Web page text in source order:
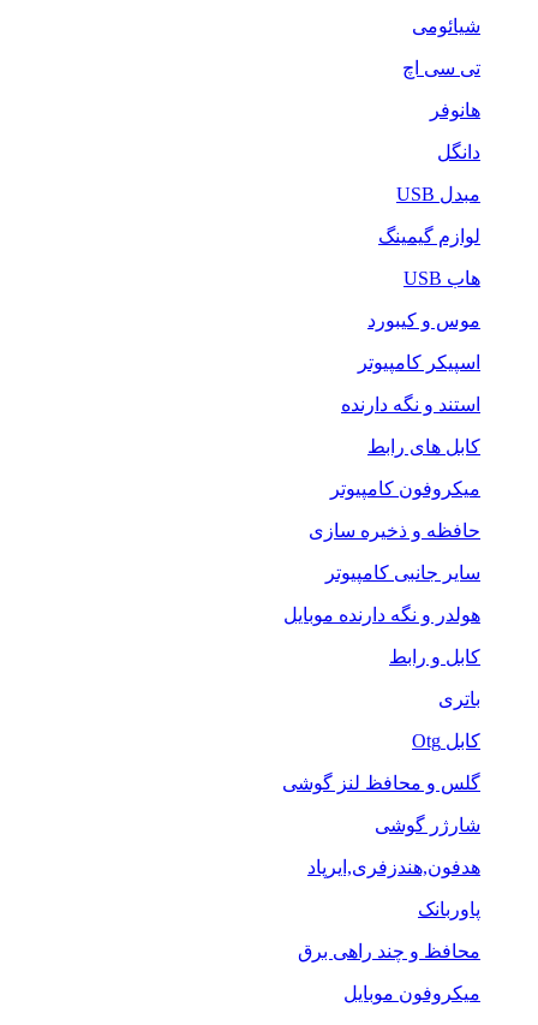
شیائومی
تی سی اچ
هانوفر
دانگل
مبدل USB
لوازم گیمینگ
هاب USB
موس و کیبورد
اسپیکر کامپیوتر
استند و نگه دارنده
کابل های رابط
میکروفون کامپیوتر
حافظه و ذخیره سازی
سایر جانبی کامپیوتر
هولدر و نگه دارنده موبایل
کابل و رابط
باتری
کابل Otg
گلس و محافظ لنز گوشی
شارژر گوشی
هدفون,هندزفری,ایرپاد
پاوربانک
محافظ و چند راهی برق
میکروفون موبایل